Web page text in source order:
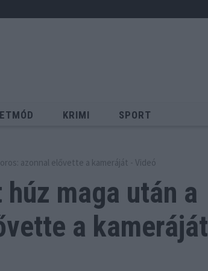
KRIMI SPORT
azonnal elővette a kameráját - Videó
maga után a
a kameráját